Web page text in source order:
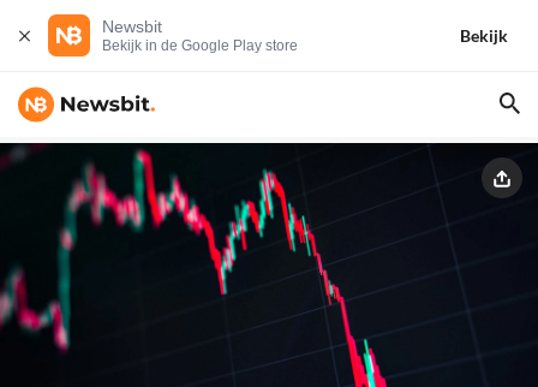
Newsbit
Bekijk in de Google Play store
Bekijk